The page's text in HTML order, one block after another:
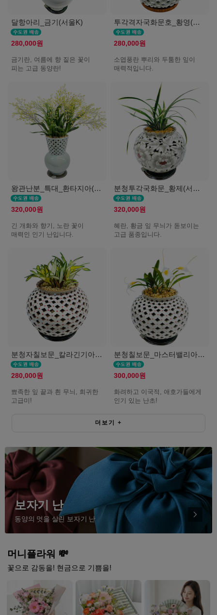
달항아리_금기(서울K)
280,000원
금기란, 여름에 향 짙은 꽃이
피는 고급 동양란!
투각격자국화문호_황영(서울K)
280,000원
소엽풍란 뿌리와 두툼한 잎이
매력적입니다.
왕관난분_특대_환타지아(서울K)
320,000원
긴 개화와 향기, 노란 꽃이
매력인 인기 난입니다.
분청투각국화문_황제(서울K)
320,000원
혜란, 황금 잎 무늬가 돋보이는
고급 품종입니다.
분청자칠보문_칼라긴기아난(서울K)
280,000원
뾰족한 잎 끝과 흰 무늬, 희귀한
고급미!
분청칠보문_마스터밸리아(서울K)
300,000원
화려하고 이국적, 애호가들에게
인기 있는 난초!
더보기 +
보자기 난
동양의 멋을 살린 보자기 난
머니플라워 💸
꽃으로 감동을! 현금으로 기쁨을!